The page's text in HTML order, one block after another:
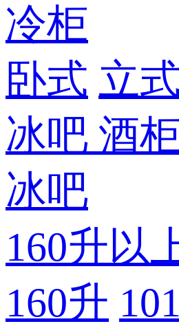
冷柜
卧式 立式
冰吧 酒柜
冰吧
160升以
160升